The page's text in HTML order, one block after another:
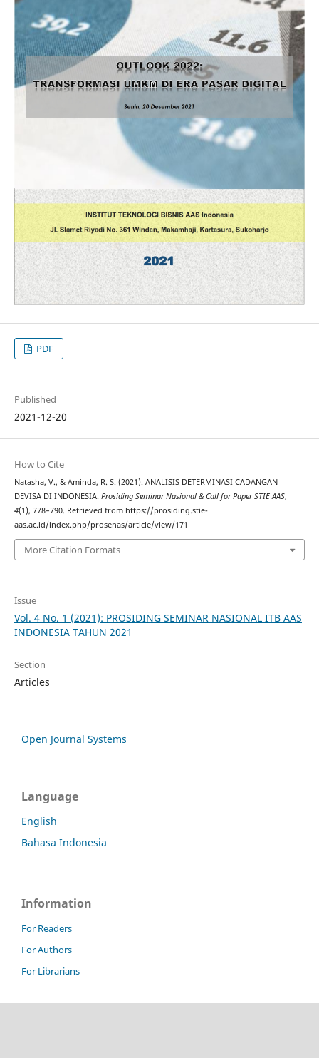
PDF
Published
2021-12-20
How to Cite
Natasha, V., & Aminda, R. S. (2021). ANALISIS DETERMINASI CADANGAN
DEVISA DI INDONESIA. Prosiding Seminar Nasional & Call for Paper STIE AAS,
4(1), 778–790. Retrieved from https://prosiding.stie-
aas.ac.id/index.php/prosenas/article/view/171
More Citation Formats
Issue
Vol. 4 No. 1 (2021): PROSIDING SEMINAR NASIONAL ITB AAS
INDONESIA TAHUN 2021
Section
Articles
Open Journal Systems
Language
English
Bahasa Indonesia
Information
For Readers
For Authors
For Librarians